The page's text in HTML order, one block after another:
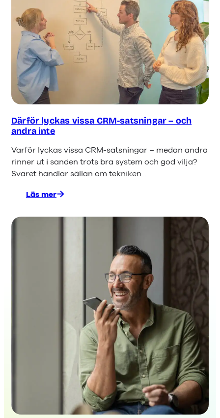
Därför lyckas vissa CRM-satsningar – och
andra inte
Varför lyckas vissa CRM-satsningar – medan andra
rinner ut i sanden trots bra system och god vilja?
Svaret handlar sällan om tekniken.…
Läs mer
: